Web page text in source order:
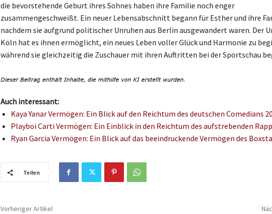
die bevorstehende Geburt ihres Sohnes haben ihre Familie noch enger
zusammengeschweißt. Ein neuer Lebensabschnitt begann für Esther und ihre
nachdem sie aufgrund politischer Unruhen aus Berlin ausgewandert waren. Der
Köln hat es ihnen ermöglicht, ein neues Leben voller Glück und Harmonie zu
während sie gleichzeitig die Zuschauer mit ihren Auftritten bei der Sportschau
Auch interessant:
Kaya Yanar Vermögen: Ein Blick auf den Reichtum des deutschen Comedians
Playboi Carti Vermögen: Ein Einblick in den Reichtum des aufstrebenden
Ryan Garcia Vermögen: Ein Blick auf das beeindruckende Vermögen des
Teilen
Vorheriger Artikel